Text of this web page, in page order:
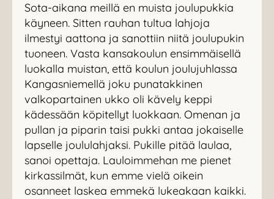
Sota-aikana meillä en muista joulupukkia
käyneen. Sitten rauhan tultua lahjoja
ilmestyi aattona ja sanottiin niitä joulupukin
tuoneen. Vasta kansakoulun ensimmäisellä
luokalla muistan, että koulun joulujuhlassa
Kangasniemellä joku punatakkinen
valkopartainen ukko oli kävely keppi
kädessään köpitellyt luokkaan. Omenan ja
pullan ja piparin taisi pukki antaa jokaiselle
lapselle joululahjaksi. Pukille pitää laulaa,
sanoi opettaja. Lauloimmehan me pienet
kirkassilmät, kun emme vielä oikein
osanneet laskea emmekä lukeakaan kaikki.